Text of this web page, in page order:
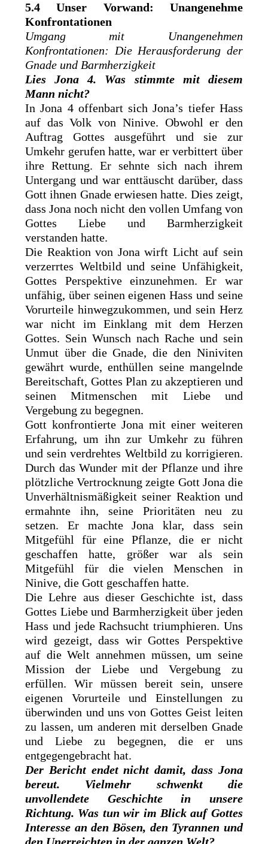
5.4 Unser Vorwand: Unangenehme
Konfrontationen
Umgang mit Unangenehmen
Konfrontationen: Die Herausforderung der
Gnade und Barmherzigkeit
Lies Jona 4. Was stimmte mit diesem
Mann nicht?
In Jona 4 offenbart sich Jona’s tiefer Hass
auf das Volk von Ninive. Obwohl er den
Auftrag Gottes ausgeführt und sie zur
Umkehr gerufen hatte, war er verbittert über
ihre Rettung. Er sehnte sich nach ihrem
Untergang und war enttäuscht darüber, dass
Gott ihnen Gnade erwiesen hatte. Dies zeigt,
dass Jona noch nicht den vollen Umfang von
Gottes Liebe und Barmherzigkeit
verstanden hatte.
Die Reaktion von Jona wirft Licht auf sein
verzerrtes Weltbild und seine Unfähigkeit,
Gottes Perspektive einzunehmen. Er war
unfähig, über seinen eigenen Hass und seine
Vorurteile hinwegzukommen, und sein Herz
war nicht im Einklang mit dem Herzen
Gottes. Sein Wunsch nach Rache und sein
Unmut über die Gnade, die den Niniviten
gewährt wurde, enthüllen seine mangelnde
Bereitschaft, Gottes Plan zu akzeptieren und
seinen Mitmenschen mit Liebe und
Vergebung zu begegnen.
Gott konfrontierte Jona mit einer weiteren
Erfahrung, um ihn zur Umkehr zu führen
und sein verdrehtes Weltbild zu korrigieren.
Durch das Wunder mit der Pflanze und ihre
plötzliche Vertrocknung zeigte Gott Jona die
Unverhältnismäßigkeit seiner Reaktion und
ermahnte ihn, seine Prioritäten neu zu
setzen. Er machte Jona klar, dass sein
Mitgefühl für eine Pflanze, die er nicht
geschaffen hatte, größer war als sein
Mitgefühl für die vielen Menschen in
Ninive, die Gott geschaffen hatte.
Die Lehre aus dieser Geschichte ist, dass
Gottes Liebe und Barmherzigkeit über jeden
Hass und jede Rachsucht triumphieren. Uns
wird gezeigt, dass wir Gottes Perspektive
auf die Welt annehmen müssen, um seine
Mission der Liebe und Vergebung zu
erfüllen. Wir müssen bereit sein, unsere
eigenen Vorurteile und Einstellungen zu
überwinden und uns von Gottes Geist leiten
zu lassen, um anderen mit derselben Gnade
und Liebe zu begegnen, die er uns
entgegengebracht hat.
Der Bericht endet nicht damit, dass Jona
bereut. Vielmehr schwenkt die
unvollendete Geschichte in unsere
Richtung. Was tun wir im Blick auf Gottes
Interesse an den Bösen, den Tyrannen und